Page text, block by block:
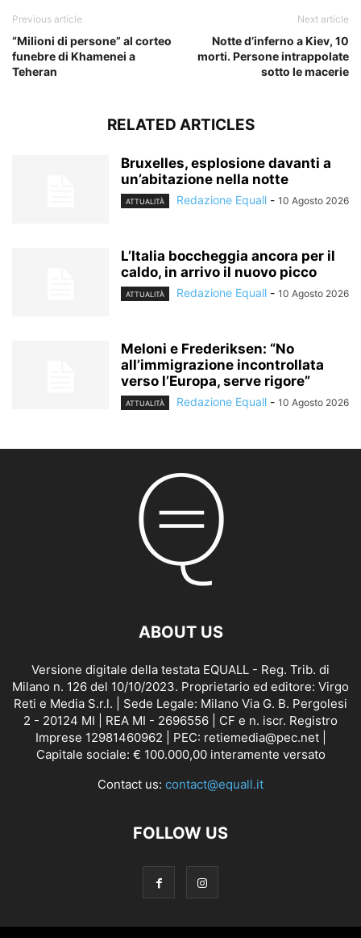
Previous article
“Milioni di persone” al corteo
funebre di Khamenei a
Teheran
Next article
Notte d’inferno a Kiev, 10
morti. Persone intrappolate
sotto le macerie
RELATED ARTICLES
Bruxelles, esplosione davanti a
un’abitazione nella notte
ATTUALITÀ Redazione Equall - 10 Agosto 2026
L’Italia boccheggia ancora per il
caldo, in arrivo il nuovo picco
ATTUALITÀ Redazione Equall - 10 Agosto 2026
Meloni e Frederiksen: “No
all’immigrazione incontrollata
verso l’Europa, serve rigore”
ATTUALITÀ Redazione Equall - 10 Agosto 2026
ABOUT US
Versione digitale della testata EQUALL - Reg. Trib. di
Milano n. 126 del 10/10/2023. Proprietario ed editore: Virgo
Reti e Media S.r.l. | Sede Legale: Milano Via G. B. Pergolesi
2 - 20124 MI | REA MI - 2696556 | CF e n. iscr. Registro
Imprese 12981460962 | PEC: retiemedia@pec.net |
Capitale sociale: € 100.000,00 interamente versato
Contact us: contact@equall.it
FOLLOW US